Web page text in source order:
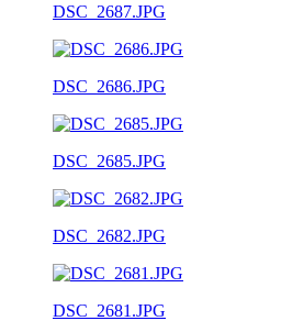
DSC_2687.JPG
DSC_2686.JPG
DSC_2685.JPG
DSC_2682.JPG
DSC_2681.JPG